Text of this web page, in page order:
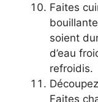
Faites
soient
d’eau
refroidis.
Faites